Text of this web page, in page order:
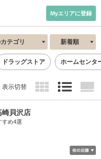
Myエリアに登録
テゴリ 新着順
ドラッグストア ホームセンタ
表示切替
崎貝沢店
すめ4選